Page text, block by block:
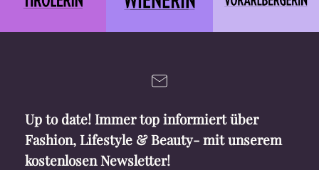
Up to date! Immer top informiert über
Fashion, Lifestyle & Beauty- mit unserem
kostenlosen Newsletter!